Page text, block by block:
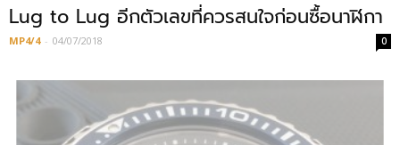
Lug to Lug อีกตัวเลขที่ควรสนใจก่อนซื้อนาฬิกา
MP4/4 - 04/07/2018 0